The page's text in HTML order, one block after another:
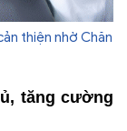
thiện nhờ Chăn
tăng cường